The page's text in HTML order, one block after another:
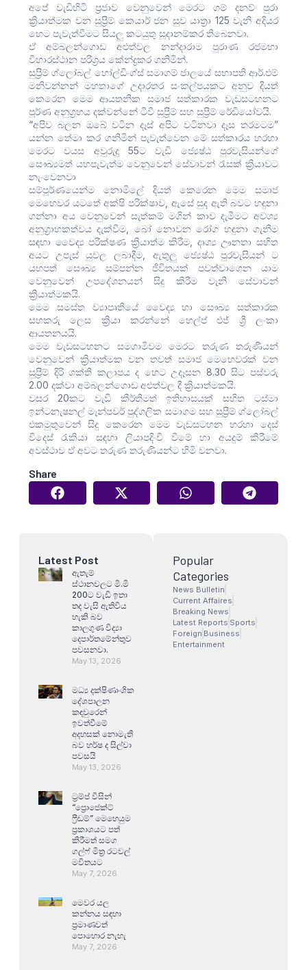
අපේ වැඩිහිටි ප්‍රජාව වෙනුවෙන් මෙරට ගම් දනව් පුරා
ක්‍රියාත්මක වන සුප්‍රීම් කෙයාර් ජන සුව යාත්‍රා 125 වැනි අදියර
හෙට පැවැත්වීමට සියලු කටයුතු සූදානම්කර තිබෙනවා.
ඒ අම්බලන්ගොඩ අළුත්වල නන්දාරාම පුරාණ රජමහා
විහාරස්ථාන පරිශ්‍රය කේන්ද්‍රකර ගනිමින්.
සුප්‍රීම් ග්ලෝබල් හෝල්ඩිංග්ස් සමාගම් ජාලයේ සභාපති ආර්.එම්
මනිවන්නන් මහතාගේ උදාරතර සංකල්පයකට අනුව දියත්
කෙරෙන මෙම ආයතනික සමාජ සත්කාරක වැඩසටහනට
පූර්ණ අනුග්‍රහය දක්වන්නේ ටීවී සුප්‍රීම් සහ සුප්‍රීම් රේඩියෝවයි.
“අපිව බලන ඔබේ වටින දෑස් අපිට වටිනවා දෑස තරමටම”
යන්න තේමා කර ගනිමින් පැවැත්වෙන මේ සත්කාරය හරහා
මෙරට වයස අවුරුදු 55ට වැඩි ජ්‍යෙෂ්ඨ පුරවැසියන්ගේ
සෞඛ්‍යමත් යහපැවැත්ම වෙනුවෙන් සේවාවන් රැසක් ක්‍රියාවට
නැංවෙනවා
සම්පූර්ණයෙන්ම නොමිලේ දියත් කෙරෙන මෙම සමාජ
මෙහෙවර යටතේ අක්ෂි පරික්ෂාව, ඇසේ සුද ඇති බවට හඳුනා
ගන්නා අය වෙනුවෙන් සැත්කම් මගින් කාච දැමීමට අවශ්‍ය
අනුග්‍රාහකත්වය දැක්වීම, බෝ නොවන රෝග හඳුනා ගැනීම
සඳහා වෛද්‍ය පරීක්ෂණ ක්‍රියාත්ම කිරීම, දෘශ්‍ය ඌනතා සහිත
අයට උපැස්‍ යුවල ලබාදීම, ඇතුලු ජ්‍යෙෂ්ඨ පුරවැසියන් ට
යහපත් සෞඛ්‍ය සම්පන්න ජීවිතයක් පවත්වාගෙන යාම
වෙනුවෙන් උපදේශනයන් සිදු කිරීම වැනි සේවාවන්
ක්‍රියාත්මකයි.
මෙම සමස්ත ව්‍යාපෘතියේ වෛද්‍ය හා සෞඛ්‍ය සත්කාරක
සහකරු ලෙස ක්‍රියා කරන්නේ හෙල්ප් එජ් ශ්‍රී ලංකා
ආයතනයයි.
මෙම වැඩසටහනට සමගාමීවම මෙරට තරුණ තරුණියන්
වෙනුවෙන් ක්‍රියාත්මක වන තවත් සමාජ මෙහෙවරක් වන
සුප්‍රීම් දිරි ශක්ති කලාපය ද හෙට උදෑසන 8.30 සිට පස්වරු
2.00 දක්වා අම්බලන්ගොඩ අළුත්වල දී ක්‍රියාත්මකයි.
වසර 20කට වැඩි කීර්තිමත් ඉතිහාසයක් සහිත ටස්මා
ඉන්ටනැෂනල් මෑන්පවර් පුද්ගලික සමාගම සහ සුප්‍රීම් ග්ලෝබල්
එකමුතුවෙන් සිදු කෙරෙන මෙම වැඩසටහන හරහා දෙස්
විදෙස් රැකියා සඳහා ලියාපදිංචි වීමේ හා අයදුම් කිරීමේ
අවස්ථාව ඒ අවට තරුණ තරුණියන්ට හිමි වනවා.
Share
Latest Post
ඇතැම්
ස්ථානවලට මි.මි
200ට වැඩි ඉතා
තද වැසි ඇතිවිය
හැකි බව
කාලගුණ විද්‍යා
දෙපාර්තමේන්තුව
පවසනවා.
May 13, 2026
මධ්‍ය දක්ෂිණාංශික
දේශපාලන
කඳවුරෙන්
ඉවත්වීමේ
අදහසක් නොමැති
බව හර්ෂ ද සිල්වා
පවසයි
May 13, 2026
ට්‍රම්ප් විසින්
“ප්‍රොජෙක්ට්
ෆ්‍රීඩම්” මෙහෙයුම
ප්‍රකාශයට පත්
කිරීමත් සමග
ගල්ෆ් මිත්‍ර රටවල්
මවිතයට
May 7, 2026
මෙවර යල
කන්නය සඳහා
ප්‍රමාණවත්
පොහොර නැහැ
May 7, 2026
Popular
Categories
News Bulletin
Current Affaires
Breaking News
Latest Reports Sports
Foreign Business
Entertainment